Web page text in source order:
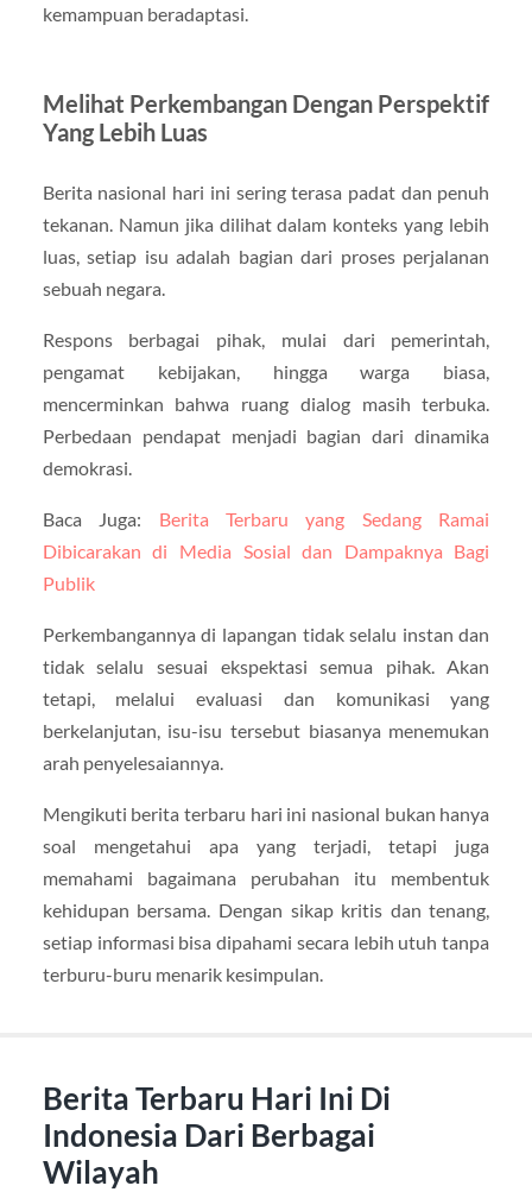
kemampuan beradaptasi.
Melihat Perkembangan Dengan Perspektif
Yang Lebih Luas
Berita nasional hari ini sering terasa padat dan penuh
tekanan. Namun jika dilihat dalam konteks yang lebih
luas, setiap isu adalah bagian dari proses perjalanan
sebuah negara.
Respons berbagai pihak, mulai dari pemerintah,
pengamat kebijakan, hingga warga biasa,
mencerminkan bahwa ruang dialog masih terbuka.
Perbedaan pendapat menjadi bagian dari dinamika
demokrasi.
Baca Juga: Berita Terbaru yang Sedang Ramai
Dibicarakan di Media Sosial dan Dampaknya Bagi
Publik
Perkembangannya di lapangan tidak selalu instan dan
tidak selalu sesuai ekspektasi semua pihak. Akan
tetapi, melalui evaluasi dan komunikasi yang
berkelanjutan, isu-isu tersebut biasanya menemukan
arah penyelesaiannya.
Mengikuti berita terbaru hari ini nasional bukan hanya
soal mengetahui apa yang terjadi, tetapi juga
memahami bagaimana perubahan itu membentuk
kehidupan bersama. Dengan sikap kritis dan tenang,
setiap informasi bisa dipahami secara lebih utuh tanpa
terburu-buru menarik kesimpulan.
Berita Terbaru Hari Ini Di
Indonesia Dari Berbagai
Wilayah